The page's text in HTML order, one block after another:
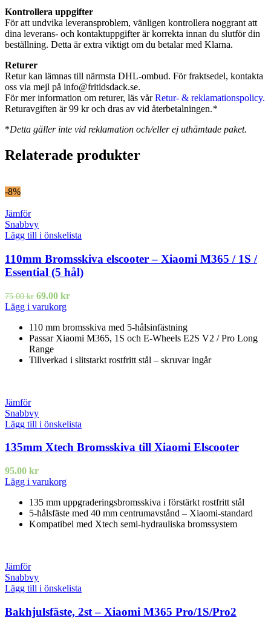
Kontrollera uppgifter
För att undvika leveransproblem, vänligen kontrollera noggrant att
dina leverans- och kontaktuppgifter är korrekta innan du slutför din
beställning. Detta är extra viktigt om du betalar med Klarna.
Returer
Retur kan lämnas till närmsta DHL-ombud. För fraktsedel, kontakta
oss via mejl på info@fritidsdack.se.
För mer information om returer, läs vårRetur- & reklamationspolicy.
Returavgiften är 99 kr och dras av vid återbetalningen.*
*Detta gäller inte vid reklamation och/eller ej uthämtade paket.
Relaterade produkter
-8%
Jämför
Snabbvy
Lägg till i önskelista
110mm Bromsskiva elscooter – Xiaomi M365 / 1S /
Essential (5 hål)
75.00kr 69.00 kr
Lägg i varukorg
110 mm bromsskiva med 5-hålsinfästning
Passar Xiaomi M365, 1S och E-Wheels E2S V2 / Pro Long
Range
Tillverkad i slitstarkt rostfritt stål – skruvar ingår
Jämför
Snabbvy
Lägg till i önskelista
135mm Xtech Bromsskiva till Xiaomi Elscooter
95.00 kr
Lägg i varukorg
135 mm uppgraderingsbromsskiva i förstärkt rostfritt stål
5-hålsfäste med 40 mm centrumavstånd – Xiaomi-standard
Kompatibel med Xtech semi-hydrauliska bromssystem
Jämför
Snabbvy
Lägg till i önskelista
Bakhjulsfäste, 2st – Xiaomi M365 Pro/1S/Pro2